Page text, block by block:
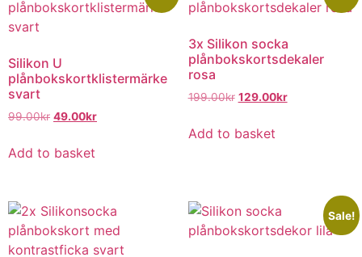
Silikon U
plånbokskortklistermärke
svart
99.00kr 49.00kr
Add to basket
3x Silikon socka
plånbokskortsdekaler
rosa
199.00kr 129.00kr
Add to basket
Sale!